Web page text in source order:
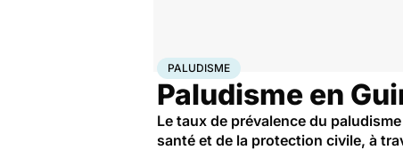
AccueilSantéMaladies
PALUDISME
Paludisme en
Le taux de prévalence du
santé et de la protection civile, à